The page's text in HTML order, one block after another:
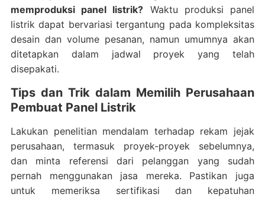
memproduksi panel listrik? Waktu produksi panel
listrik dapat bervariasi tergantung pada kompleksitas
desain dan volume pesanan, namun umumnya akan
ditetapkan dalam jadwal proyek yang telah
disepakati.
Tips dan Trik dalam Memilih Perusahaan
Pembuat Panel Listrik
Lakukan penelitian mendalam terhadap rekam jejak
perusahaan, termasuk proyek-proyek sebelumnya,
dan minta referensi dari pelanggan yang sudah
pernah menggunakan jasa mereka. Pastikan juga
untuk memeriksa sertifikasi dan kepatuhan